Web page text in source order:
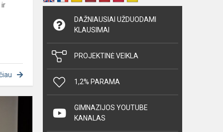
apskrities
DAŽNIAUSIAI UŽDUODAMI
KLAUSIMAI
PROJEKTINĖ VEIKLA
1,2% PARAMA
GIMNAZIJOS YOUTUBE
KANALAS